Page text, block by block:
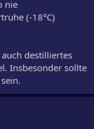
nie
(-18°C)
destilliertes
Insbesonder sollte